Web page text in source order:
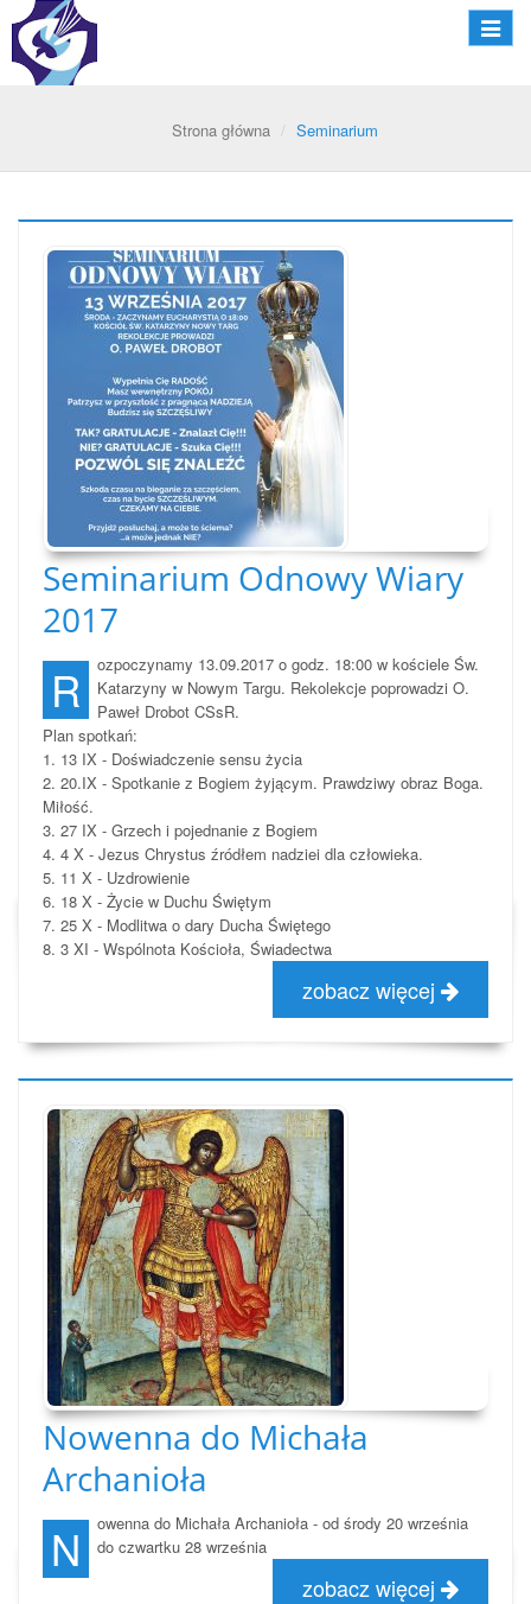
Strona główna Seminarium
Seminarium Odnowy Wiary
2017
R
ozpoczynamy 13.09.2017 o godz. 18:00 w kościele Św.
Katarzyny w Nowym Targu. Rekolekcje poprowadzi O.
Paweł Drobot CSsR.
Plan spotkań:
1. 13 IX - Doświadczenie sensu życia
2. 20.IX - Spotkanie z Bogiem żyjącym. Prawdziwy obraz Boga.
Miłość.
3. 27 IX - Grzech i pojednanie z Bogiem
4. 4 X - Jezus Chrystus źródłem nadziei dla człowieka.
5. 11 X - Uzdrowienie
6. 18 X - Życie w Duchu Świętym
7. 25 X - Modlitwa o dary Ducha Świętego
8. 3 XI - Wspólnota Kościoła, Świadectwa
zobacz więcej
Nowenna do Michała
Archanioła
N owenna do Michała Archanioła - od środy 20 września
do czwartku 28 września
zobacz więcej